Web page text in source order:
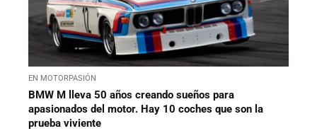
EN MOTORPASIÓN
BMW M lleva 50 años creando sueños para
apasionados del motor. Hay 10 coches que son la
prueba viviente